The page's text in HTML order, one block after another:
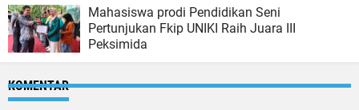
Mahasiswa prodi Pendidikan Seni
Pertunjukan Fkip UNIKI Raih Juara III
Peksimida
KOMENTAR